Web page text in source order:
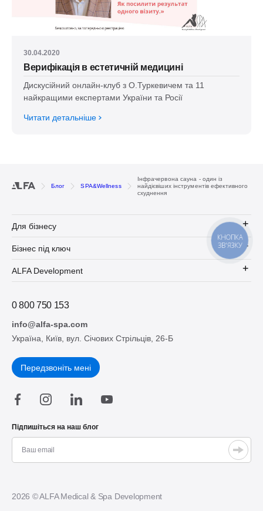
30.04.2020
Верифікація в естетичній медицині
Дискусійний онлайн-клуб з О.Туркевичем та 11
найкращими експертами України та Росії
Читати детальніше
Блог SPA&Wellness
Інфрачервона сауна - один із
найдієвіших інструментів ефективного
схуднення
Для бізнесу
Бізнес під ключ
ALFA Development
0 800 750 153
info@alfa-spa.com
Україна, Київ, вул. Січових Стрільців, 26-Б
Передзвоніть мені
Підпишіться на наш блог
2026 © ALFA Medical & Spa Development
КНОПКА
ЗВ'ЯЗКУ